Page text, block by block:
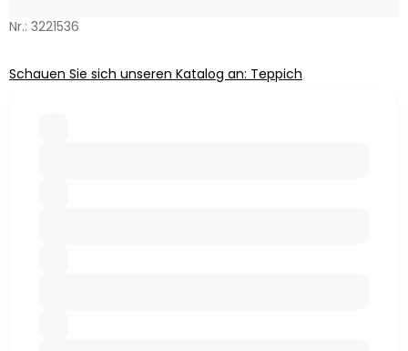
Nr.: 3221536
Schauen Sie sich unseren Katalog an: Teppich